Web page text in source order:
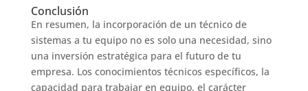
Conclusión
En resumen, la incorporación de un técnico de
sistemas a tu equipo no es solo una necesidad, sino
una inversión estratégica para el futuro de tu
empresa. Los conocimientos técnicos específicos, la
capacidad para trabajar en equipo, el carácter